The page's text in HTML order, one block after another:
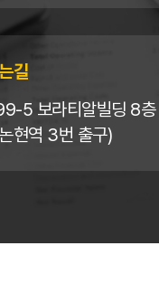
길
5 보라티알빌딩 8층
현역 3번 출구)